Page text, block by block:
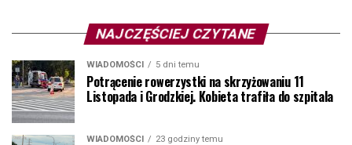
NAJCZĘŚCIEJ CZYTANE
WIADOMOŚCI 5 dni temu
Potrącenie rowerzystki na skrzyżowaniu 11
Listopada i Grodzkiej. Kobieta trafiła do szpitala
WIADOMOŚCI 23 godziny temu